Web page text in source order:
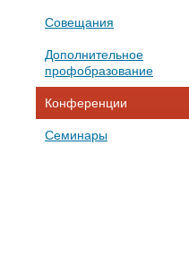
Совещания
Дополнительное
профобразование
Конференции
Семинары